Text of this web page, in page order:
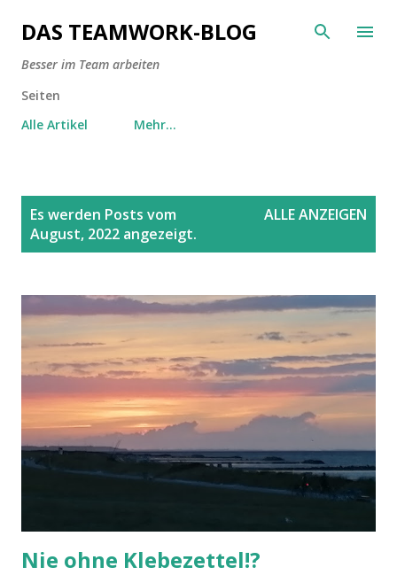
Direkt zum Hauptbereich
DAS TEAMWORK-BLOG
Besser im Team arbeiten
Seiten
Alle Artikel
Mehr…
Es werden Posts vom
August, 2022 angezeigt.
ALLE ANZEIGEN
Nie ohne Klebezettel!?